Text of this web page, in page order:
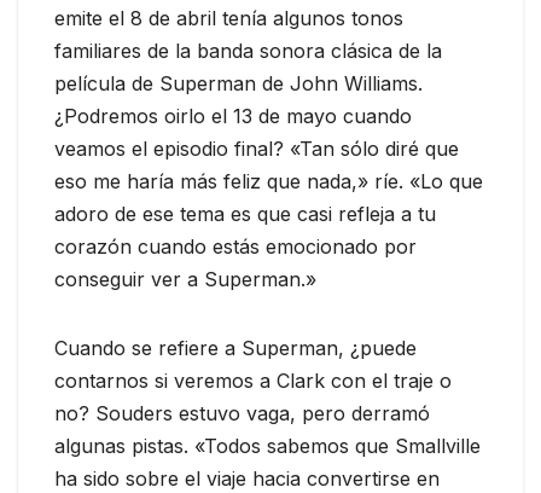
emite el 8 de abril tenía algunos tonos
familiares de la banda sonora clásica de la
película de Superman de John Williams.
¿Podremos oirlo el 13 de mayo cuando
veamos el episodio final? «Tan sólo diré que
eso me haría más feliz que nada,» ríe. «Lo que
adoro de ese tema es que casi refleja a tu
corazón cuando estás emocionado por
conseguir ver a Superman.»
Cuando se refiere a Superman, ¿puede
contarnos si veremos a Clark con el traje o
no? Souders estuvo vaga, pero derramó
algunas pistas. «Todos sabemos que Smallville
ha sido sobre el viaje hacia convertirse en